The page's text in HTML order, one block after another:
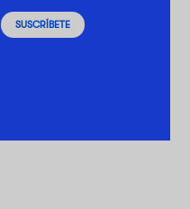
SUSCRÍBETE